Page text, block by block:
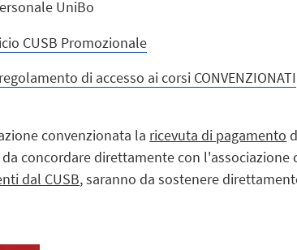
UniBo
CUSB Promozionale
di accesso ai corsi CONVENZIONATI
convenzionata la ricevuta di pagamento
concordare direttamente con l'associazione
dal CUSB, saranno da sostenere